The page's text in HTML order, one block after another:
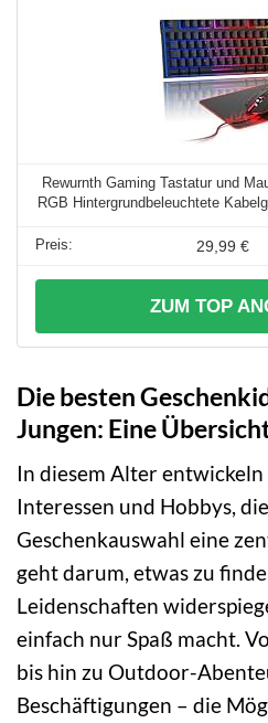
Rewurnth Gaming Tastatur und
RGB Hintergrundbeleuchtete
29,99 €
ZUM TOP
Die besten
Jungen: Eine
In diesem Alter
Interessen und Hobbys,
Geschenkauswahl eine
geht darum, etwas zu
Leidenschaften
einfach nur Spaß macht.
bis hin zu Outdoor-
Beschäftigungen – die